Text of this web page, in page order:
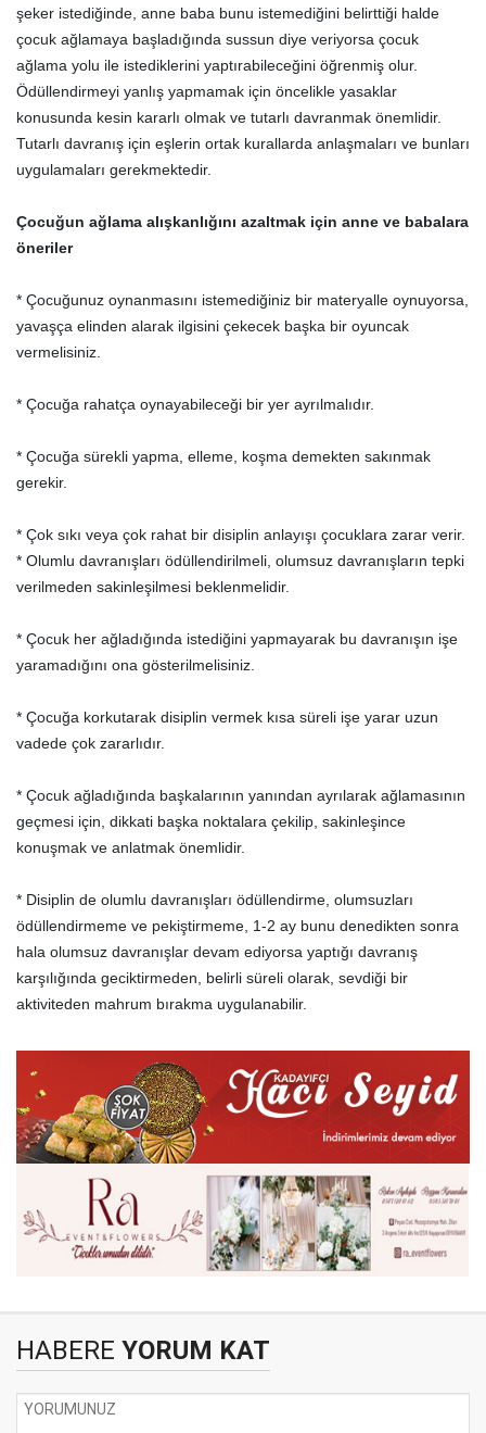
şeker istediğinde, anne baba bunu istemediğini belirttiği halde
çocuk ağlamaya başladığında sussun diye veriyorsa çocuk
ağlama yolu ile istediklerini yaptırabileceğini öğrenmiş olur.
Ödüllendirmeyi yanlış yapmamak için öncelikle yasaklar
konusunda kesin kararlı olmak ve tutarlı davranmak önemlidir.
Tutarlı davranış için eşlerin ortak kurallarda anlaşmaları ve bunları
uygulamaları gerekmektedir.
Çocuğun ağlama alışkanlığını azaltmak için anne ve babalara
öneriler
* Çocuğunuz oynanmasını istemediğiniz bir materyalle oynuyorsa,
yavaşça elinden alarak ilgisini çekecek başka bir oyuncak
vermelisiniz.
* Çocuğa rahatça oynayabileceği bir yer ayrılmalıdır.
* Çocuğa sürekli yapma, elleme, koşma demekten sakınmak
gerekir.
* Çok sıkı veya çok rahat bir disiplin anlayışı çocuklara zarar verir.
* Olumlu davranışları ödüllendirilmeli, olumsuz davranışların tepki
verilmeden sakinleşilmesi beklenmelidir.
* Çocuk her ağladığında istediğini yapmayarak bu davranışın işe
yaramadığını ona gösterilmelisiniz.
* Çocuğa korkutarak disiplin vermek kısa süreli işe yarar uzun
vadede çok zararlıdır.
* Çocuk ağladığında başkalarının yanından ayrılarak ağlamasının
geçmesi için, dikkati başka noktalara çekilip, sakinleşince
konuşmak ve anlatmak önemlidir.
* Disiplin de olumlu davranışları ödüllendirme, olumsuzları
ödüllendirmeme ve pekiştirmeme, 1-2 ay bunu denedikten sonra
hala olumsuz davranışlar devam ediyorsa yaptığı davranış
karşılığında geciktirmeden, belirli süreli olarak, sevdiği bir
aktiviteden mahrum bırakma uygulanabilir.
HABERE YORUM KAT